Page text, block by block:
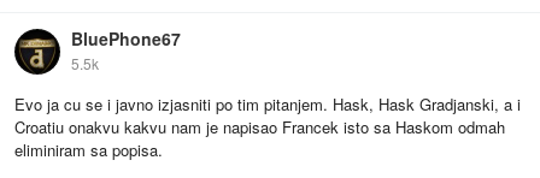
BluePhone67
5.5k
Evo ja cu se i javno izjasniti po tim pitanjem. Hask, Hask Gradjanski, a i
Croatiu onakvu kakvu nam je napisao Francek isto sa Haskom odmah
eliminiram sa popisa.